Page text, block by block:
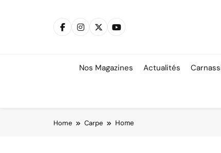
Nos Magazines Actualités
Home Carpe Home